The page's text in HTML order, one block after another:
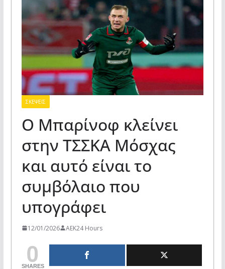
ΣΚΕΨΕΙΣ
Ο Μπαρίνοφ κλείνει
στην ΤΣΣΚΑ Μόσχας
και αυτό είναι το
συμβόλαιο που
υπογράφει
12/01/2026 AEK24 Hours
0
SHARES